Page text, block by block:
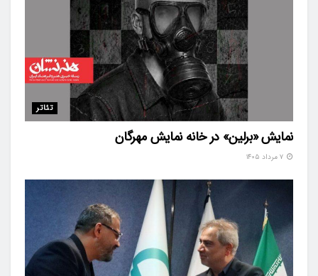
تئاتر
نمایش «برلین» در خانه نمایش مهرگان